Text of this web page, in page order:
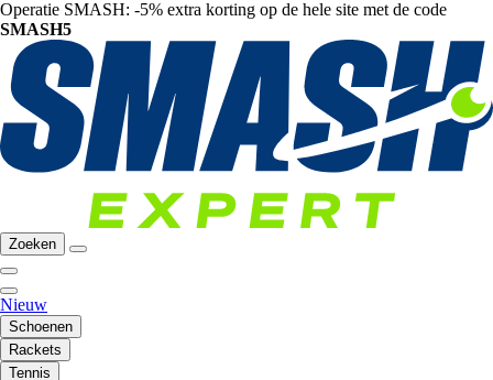
Operatie SMASH: -5% extra korting op de hele site met de code
SMASH5
Zoeken
Nieuw
Schoenen
Rackets
Tennis